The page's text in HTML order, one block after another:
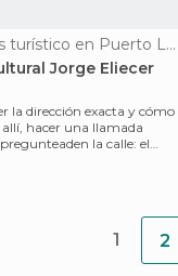
De interés turístico en Puerto López
Jorge Eliecer
la dirección exacta y cómo
hacer una llamada
la calle: el
1 2